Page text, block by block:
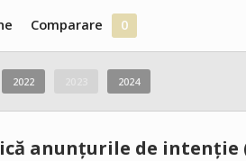
Comparare 0
2022 2024
anunțurile de